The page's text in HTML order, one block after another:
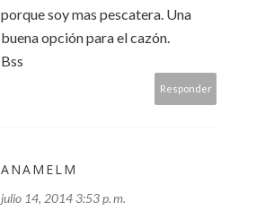
porque soy mas pescatera. Una
buena opción para el cazón.
Bss
Responder
ANAMELM
julio 14, 2014 3:53 p. m.